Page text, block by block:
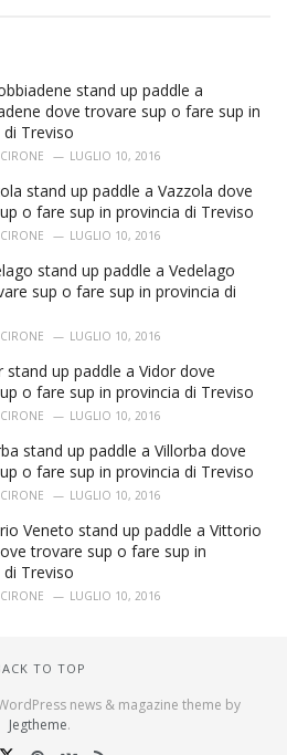
stand up paddle a
dove trovare sup o fare sup in
Treviso
LUGLIO 10, 2016
stand up paddle a Vazzola dove
o fare sup in provincia di Treviso
LUGLIO 10, 2016
stand up paddle a Vedelago
sup o fare sup in provincia di
LUGLIO 10, 2016
stand up paddle a Vidor dove
o fare sup in provincia di Treviso
LUGLIO 10, 2016
stand up paddle a Villorba dove
o fare sup in provincia di Treviso
LUGLIO 10, 2016
Veneto stand up paddle a Vittorio
trovare sup o fare sup in
Treviso
LUGLIO 10, 2016
TO TOP
news & magazine theme by
Jegtheme.